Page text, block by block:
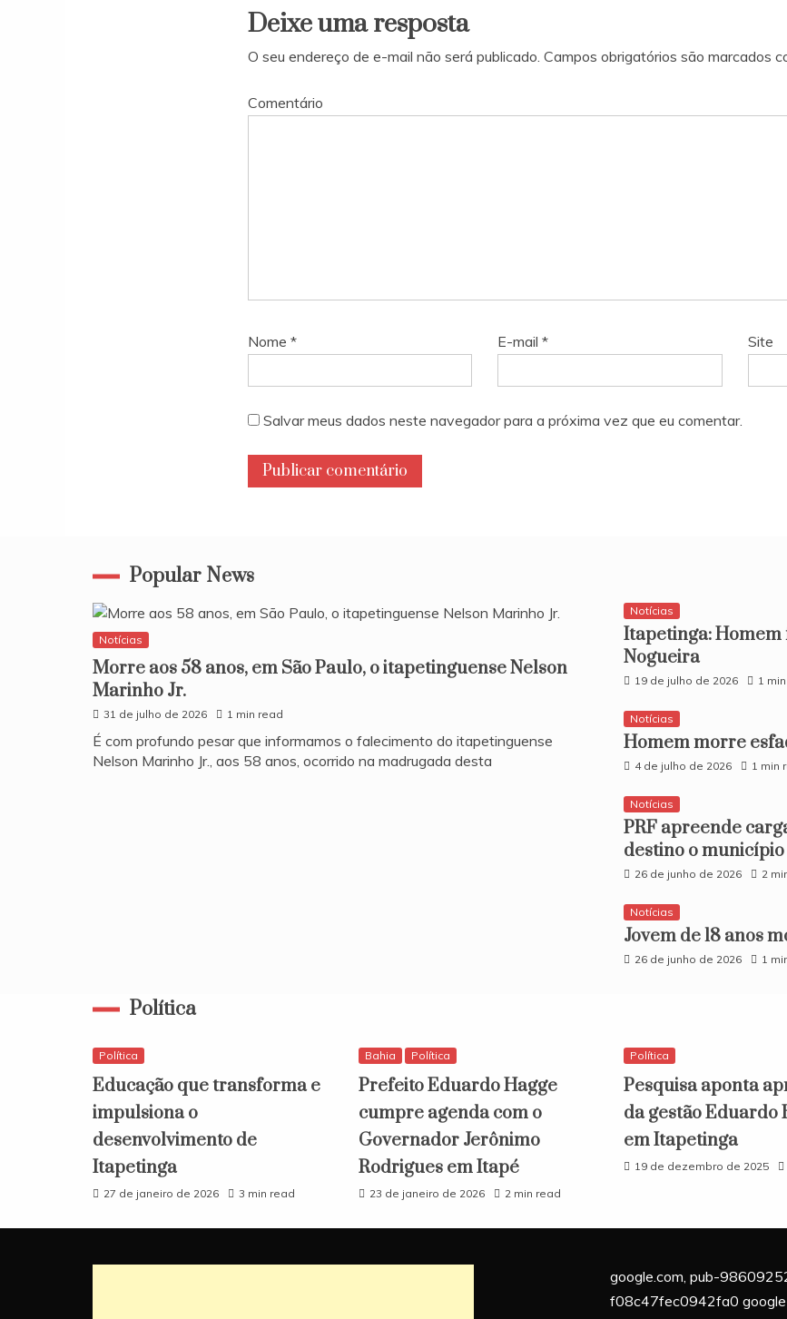
Deixe uma resposta
O seu endereço de e-mail não será publicado. Campos obrigatórios são marcados
Comentário
Nome * E-mail* Site
Salvar meus dados neste navegador para a próxima vez que eu comentar.
Popular News
Notícias
Morre aos 58 anos, em São Paulo, o itapetinguense Nelson
Marinho Jr.
31 de julho de 2026 1 min read
​É com profundo pesar que informamos o falecimento do itapetinguense
Nelson Marinho Jr., aos 58 anos, ocorrido na madrugada desta
Notícias
Itapetinga: Homem
Nogueira
19 de julho de 2026 1
Notícias
Homem morre
4 de julho de 2026 1 min
Notícias
PRF apreende
destino o
26 de junho de 2026 2
Notícias
​Jovem de 18 anos
26 de junho de 2026 1
Política
Política
Educação que transforma e
impulsiona o
desenvolvimento de
Itapetinga
27 de janeiro de 2026 3 min read
Bahia Política
Prefeito Eduardo Hagge
cumpre agenda com o
Governador Jerônimo
Rodrigues em Itapé
23 de janeiro de 2026 2 min read
Política
Pesquisa aponta
da gestão Eduardo
em Itapetinga
19 de dezembro de 2025
google.com, pub-
f08c47fec0942fa0